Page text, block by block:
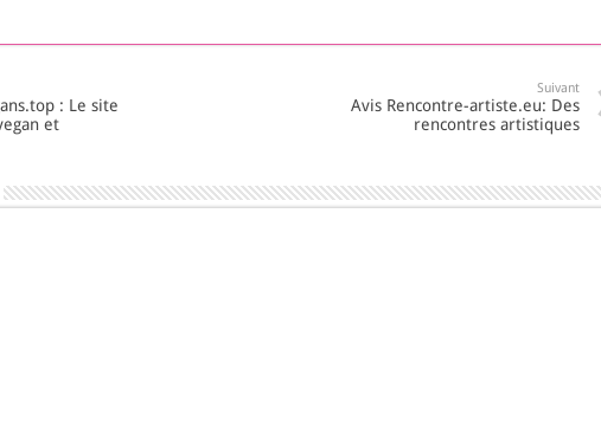
: Le site
et
Suivant
Avis Rencontre-artiste.eu: Des
rencontres artistiques